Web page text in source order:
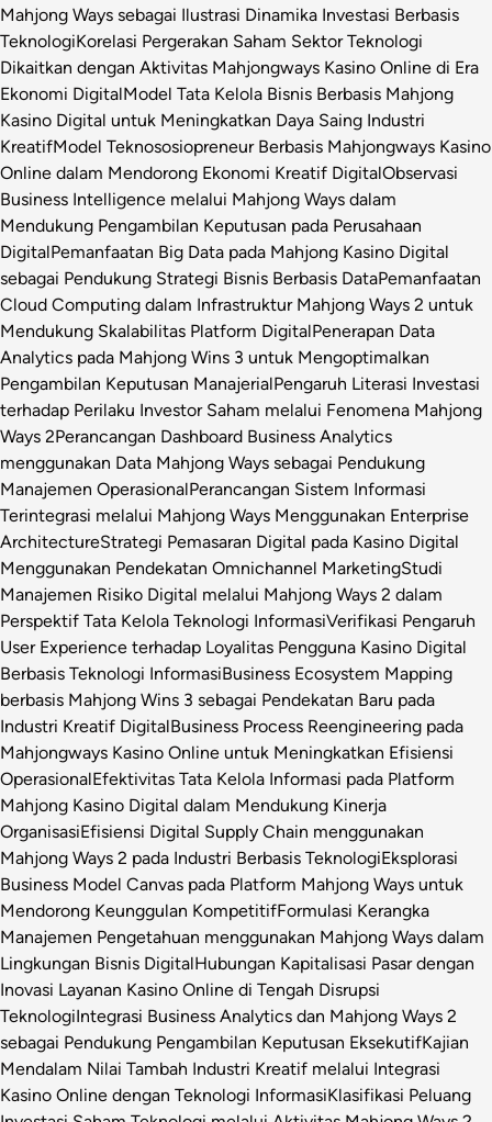
Mahjong Ways sebagai Ilustrasi Dinamika Investasi Berbasis
TeknologiKorelasi Pergerakan Saham Sektor Teknologi
Dikaitkan dengan Aktivitas Mahjongways Kasino Online di Era
Ekonomi DigitalModel Tata Kelola Bisnis Berbasis Mahjong
Kasino Digital untuk Meningkatkan Daya Saing Industri
KreatifModel Teknososiopreneur Berbasis Mahjongways Kasino
Online dalam Mendorong Ekonomi Kreatif DigitalObservasi
Business Intelligence melalui Mahjong Ways dalam
Mendukung Pengambilan Keputusan pada Perusahaan
DigitalPemanfaatan Big Data pada Mahjong Kasino Digital
sebagai Pendukung Strategi Bisnis Berbasis DataPemanfaatan
Cloud Computing dalam Infrastruktur Mahjong Ways 2 untuk
Mendukung Skalabilitas Platform DigitalPenerapan Data
Analytics pada Mahjong Wins 3 untuk Mengoptimalkan
Pengambilan Keputusan ManajerialPengaruh Literasi Investasi
terhadap Perilaku Investor Saham melalui Fenomena Mahjong
Ways 2Perancangan Dashboard Business Analytics
menggunakan Data Mahjong Ways sebagai Pendukung
Manajemen OperasionalPerancangan Sistem Informasi
Terintegrasi melalui Mahjong Ways Menggunakan Enterprise
ArchitectureStrategi Pemasaran Digital pada Kasino Digital
Menggunakan Pendekatan Omnichannel MarketingStudi
Manajemen Risiko Digital melalui Mahjong Ways 2 dalam
Perspektif Tata Kelola Teknologi InformasiVerifikasi Pengaruh
User Experience terhadap Loyalitas Pengguna Kasino Digital
Berbasis Teknologi InformasiBusiness Ecosystem Mapping
berbasis Mahjong Wins 3 sebagai Pendekatan Baru pada
Industri Kreatif DigitalBusiness Process Reengineering pada
Mahjongways Kasino Online untuk Meningkatkan Efisiensi
OperasionalEfektivitas Tata Kelola Informasi pada Platform
Mahjong Kasino Digital dalam Mendukung Kinerja
OrganisasiEfisiensi Digital Supply Chain menggunakan
Mahjong Ways 2 pada Industri Berbasis TeknologiEksplorasi
Business Model Canvas pada Platform Mahjong Ways untuk
Mendorong Keunggulan KompetitifFormulasi Kerangka
Manajemen Pengetahuan menggunakan Mahjong Ways dalam
Lingkungan Bisnis DigitalHubungan Kapitalisasi Pasar dengan
Inovasi Layanan Kasino Online di Tengah Disrupsi
TeknologiIntegrasi Business Analytics dan Mahjong Ways 2
sebagai Pendukung Pengambilan Keputusan EksekutifKajian
Mendalam Nilai Tambah Industri Kreatif melalui Integrasi
Kasino Online dengan Teknologi InformasiKlasifikasi Peluang